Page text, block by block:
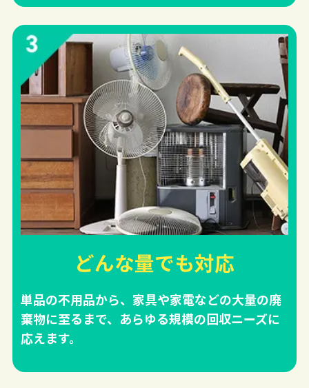
どんな量でも対応
単品の不用品から、家具や家電などの大量の廃
棄物に至るまで、あらゆる規模の回収ニーズに
応えます。